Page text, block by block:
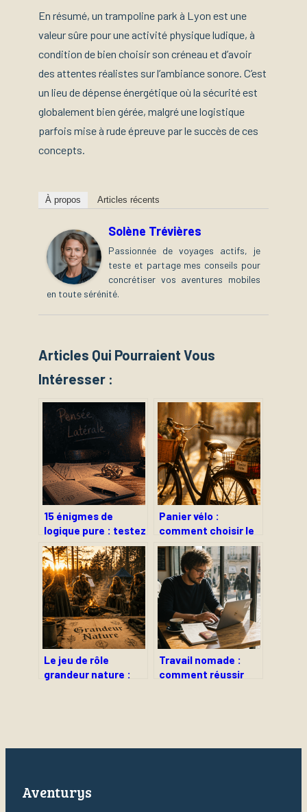
En résumé, un trampoline park à Lyon est une
valeur sûre pour une activité physique ludique, à
condition de bien choisir son créneau et d’avoir
des attentes réalistes sur l’ambiance sonore. C’est
un lieu de dépense énergétique où la sécurité est
globalement bien gérée, malgré une logistique
parfois mise à rude épreuve par le succès de ces
concepts.
À propos Articles récents
Solène Trévières
Passionnée de voyages actifs, je
teste et partage mes conseils pour
concrétiser vos aventures mobiles
en toute sérénité.
Articles Qui Pourraient Vous
Intéresser :
15 énigmes de
logique pure : testez
votre agilité
mentale avec ces
défis complexes
Panier vélo :
comment choisir le
modèle idéal pour
transporter vos
charges sans
compromettre votre
équilibre ?
Le jeu de rôle
grandeur nature :
Travail nomade :
comment réussir
faille ?
Aventurys